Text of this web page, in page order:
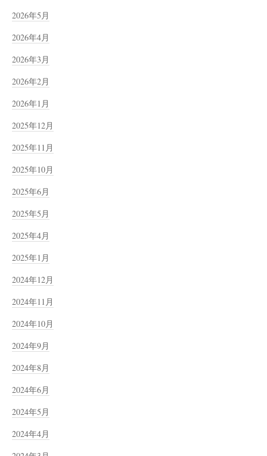
2026年5月
2026年4月
2026年3月
2026年2月
2026年1月
2025年12月
2025年11月
2025年10月
2025年6月
2025年5月
2025年4月
2025年1月
2024年12月
2024年11月
2024年10月
2024年9月
2024年8月
2024年6月
2024年5月
2024年4月